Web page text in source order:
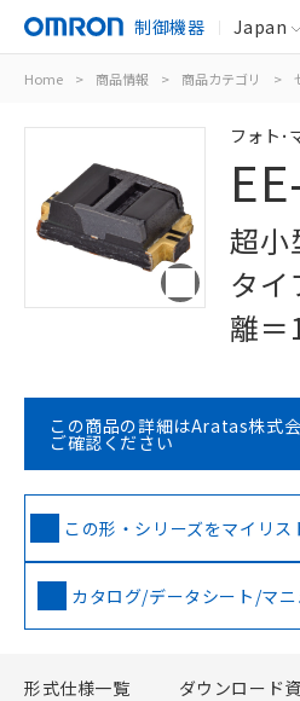
制御機器 Japan
Home > 商品情報 > 商品カテゴリ >
フォト･
超小
タ
離＝
この商品の詳細はAratas株式
ご確認ください
この形・シリーズをマイリス
カタログ/データシート/マ
形式仕様一覧 ダウンロード